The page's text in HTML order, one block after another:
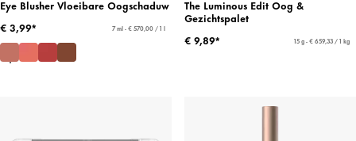
Eye Blusher Vloeibare Oogschaduw
€ 3,99*
7 ml - € 570,00 / 1 l
The Luminous Edit Oog &
Gezichtspalet
€ 9,89*
15 g - € 659,33 / 1 kg